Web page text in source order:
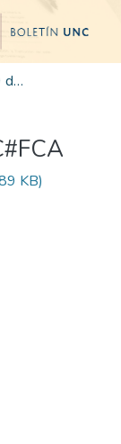
Edición 003/2025 del 9 de junio de 2025
KB)